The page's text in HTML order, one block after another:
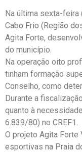
Na última sexta-feira
Cabo Frio (Região
Agita Forte,
do município.
Na operação oito
tinham formação
Conselho, como
Durante a
quanto à
6.839/80) no CREF1.
O projeto Agita
esportivas na Praia